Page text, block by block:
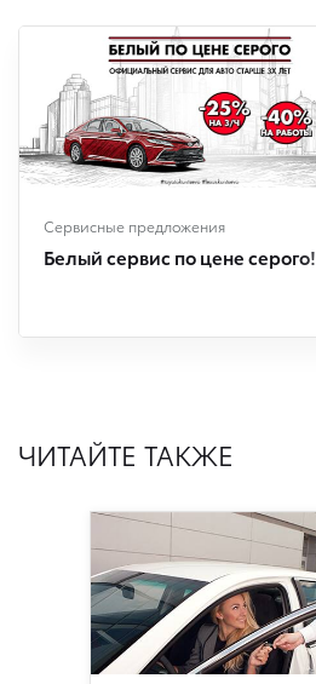
Сервисные предложения
Белый сервис по цене серого!
ЧИТАЙТЕ ТАКЖЕ